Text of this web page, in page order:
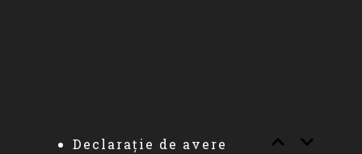
Declarație de avere